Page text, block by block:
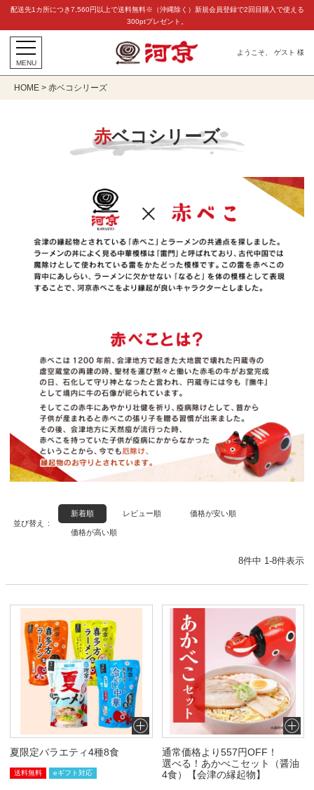
配送先1カ所につき7,560円以上で送料無料※（沖縄除く）新規会員登録で2回目購入で使える
300ptプレゼント。
MENU
ようこそ、 ゲスト 様
HOME 赤ベコシリーズ
キー
円
在
庫
な
し
歳
暮
送
料
無
料
ご
自
ご
贈
め
通
販
表示順
新
着
順
登
録
順
価
格
安
価
格
高
い
順
赤ベコシリーズ
並び替え
新着順 レビュー順 価格が安い順
価格が高い順
8件中 1-8件表示
夏限定バラエティ4種8食
送料無料 eギフト対応
通常価格より557円OFF！
選べる！あかべこセット（醤油
4食）【会津の縁起物】